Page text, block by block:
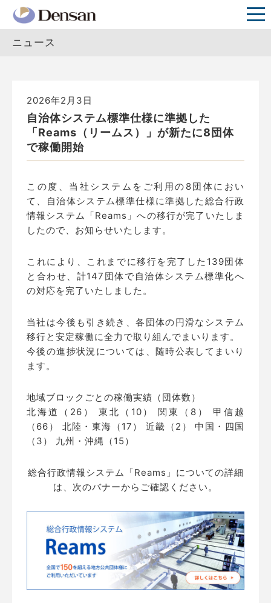
ニュース
2026年2月3日
自治体システム標準仕様に準拠した
「Reams（リームス）」が新たに8団体
で稼働開始
この度、当社システムをご利用の8団体におい
て、自治体システム標準仕様に準拠した総合行政
情報システム「Reams」への移行が完了いたしま
したので、お知らせいたします。
これにより、これまでに移行を完了した139団体
と合わせ、計147団体で自治体システム標準化へ
の対応を完了いたしました。
当社は今後も引き続き、各団体の円滑なシステム
移行と安定稼働に全力で取り組んでまいります。
今後の進捗状況については、随時公表してまいり
ます。
地域ブロックごとの稼働実績（団体数）
北海道（26） 東北（10） 関東（8） 甲信越
（66） 北陸・東海（17） 近畿（2） 中国・四国
（3） 九州・沖縄（15）
総合行政情報システム「Reams」についての詳細
は、次のバナーからご確認ください。